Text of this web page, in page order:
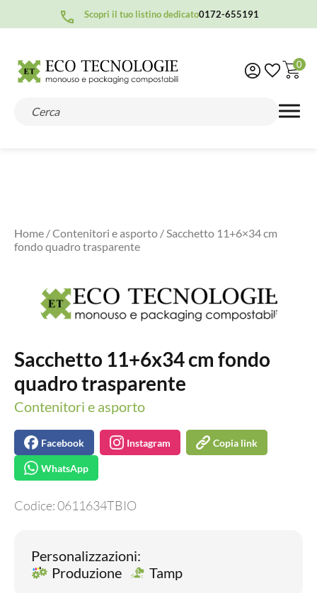
Scopri il tuo listino dedicato0172-655191
0
Home /Contenitori e asporto / Sacchetto 11+6×34 cm
fondo quadro trasparente
Sacchetto 11+6x34 cm fondo
quadro trasparente
Contenitori e asporto
Facebook Instagram Copia link
WhatsApp
Codice:0611634TBIO
Personalizzazioni:
Produzione
Tamp